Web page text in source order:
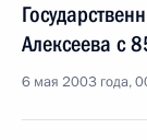
Алексеева с
6 мая 2003 года,